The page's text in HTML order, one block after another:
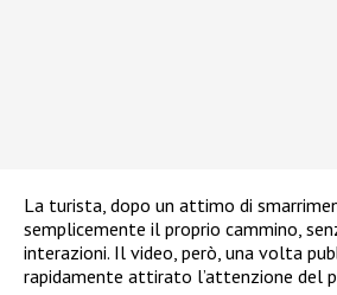
La turista, dopo un attimo di
semplicemente il proprio cammino,
interazioni. Il video, però, una volta
rapidamente attirato l’attenzione del